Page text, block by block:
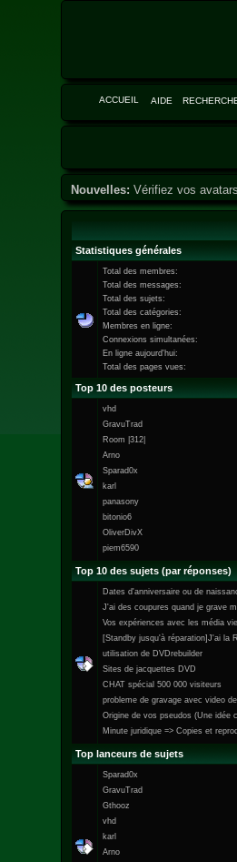
ACCUEIL AIDE
Nouvelles: Vérifiez vos
Statistiques générales
Total des membres:
Total des messages:
Total des sujets:
Total des catégories:
Membres en ligne:
Connexions simultanées:
En ligne aujourd'hui:
Total des pages vues:
Top 10 des posteurs
vhd
GravuTrad
Room |312|
Arno
Sparad0x
karl
panasony
bitonio6
OliverDivX
piem6590
Top 10 des sujets (par réponses)
Dates d'anniversaire ou de
J'ai des coupures quand je grave
Vos expériences avec les média
[Standby jusqu'à réparation]J'ai la
utilisation de DVDrebuilder
Sites de jacquettes DVD
CHAT spécial 500 000 visiteurs
probleme de gravage avec video
Origine de vos pseudos (Une idée
Minute juridique => Copies et
Top lanceurs de sujets
Sparad0x
GravuTrad
Gthooz
vhd
karl
Arno